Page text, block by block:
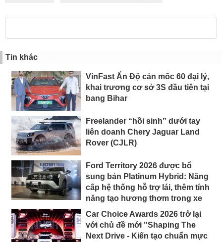
Tin khác
VinFast Ấn Độ cán mốc 60 đại lý,
khai trương cơ sở 3S đầu tiên tại
bang Bihar
Freelander “hồi sinh” dưới tay
liên doanh Chery Jaguar Land
Rover (CJLR)
Ford Territory 2026 được bổ
sung bản Platinum Hybrid: Nâng
cấp hệ thống hỗ trợ lái, thêm tính
năng tạo hương thơm trong xe
Car Choice Awards 2026 trở lại
với chủ đề mới "Shaping The
Next Drive - Kiến tạo chuẩn mực